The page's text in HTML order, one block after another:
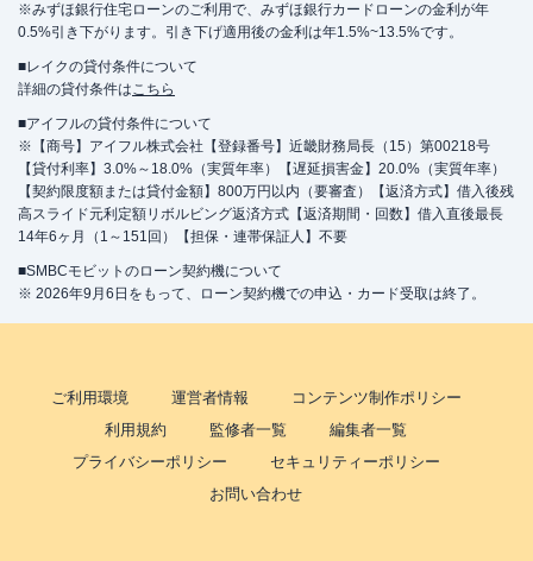
※みずほ銀行住宅ローンのご利用で、みずほ銀行カードローンの金利が年
0.5%引き下がります。引き下げ適用後の金利は年1.5%~13.5%です。
■レイクの貸付条件について
詳細の貸付条件はこちら
■アイフルの貸付条件について
※【商号】アイフル株式会社【登録番号】近畿財務局長（15）第00218号
【貸付利率】3.0%～18.0%（実質年率）【遅延損害金】20.0%（実質年率）
【契約限度額または貸付金額】800万円以内（要審査）【返済方式】借入後残
高スライド元利定額リボルビング返済方式【返済期間・回数】借入直後最長
14年6ヶ月（1～151回）【担保・連帯保証人】不要
■SMBCモビットのローン契約機について
※ 2026年9月6日をもって、ローン契約機での申込・カード受取は終了。
ご利用環境 運営者情報
コンテンツ制作ポリシー
利用規約
監修者一覧
編集者一覧
プライバシーポリシー
セキュリティーポリシー
お問い合わせ